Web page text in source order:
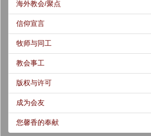
海外教会/聚点
信仰宣言
牧师与同工
教会事工
版权与许可
成为会友
您馨香的奉献